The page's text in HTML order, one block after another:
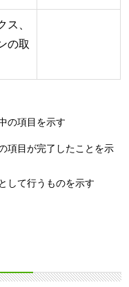
ス、
の取
の項目を示す
項目が完了したことを示
して行うものを示す